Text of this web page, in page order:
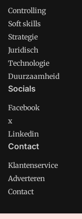
Controlling
Soft skills
Strategie
Juridisch
Technologie
Duurzaamheid
Socials
Facebook
x
Linkedin
Contact
Klantenservice
Adverteren
Contact